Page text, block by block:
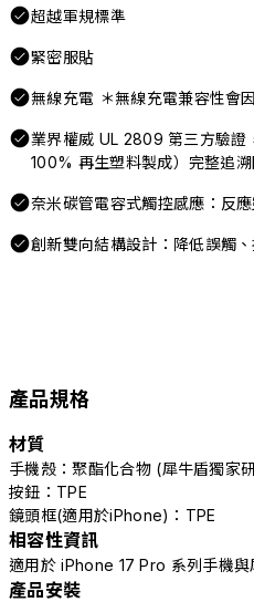
超越軍規標準
緊密服貼
無線充電 ＊無線充電兼容性會
業界權威 UL 2809 第三方驗證
100% 再生塑料製成）完整追
奈米碳管電容式觸控感應：反
創新雙向結構設計：降低誤觸
產品規格
材質
手機殼：聚酯化合物 (犀牛盾獨家
按鈕：TPE
鏡頭框(適用於iPhone)：TPE
相容性資訊
適用於 iPhone 17 Pro 系列手機
產品安裝